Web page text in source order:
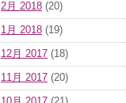
2月 2018 (20)
1月 2018 (19)
12月 2017 (18)
11月 2017 (20)